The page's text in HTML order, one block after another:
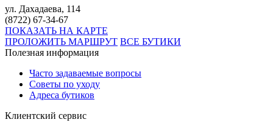
ул. Дахадаева, 114
(8722) 67-34-67
ПОКАЗАТЬ НА КАРТЕ
ПРОЛОЖИТЬ МАРШРУТ ВСЕ БУТИКИ
Полезная информация
Часто задаваемые вопросы
Советы по уходу
Адреса бутиков
Клиентский сервис